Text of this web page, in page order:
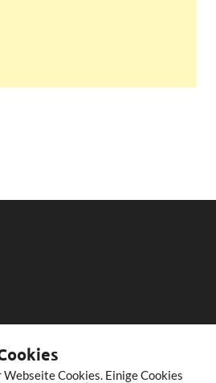
Cookies. Einige Cookies